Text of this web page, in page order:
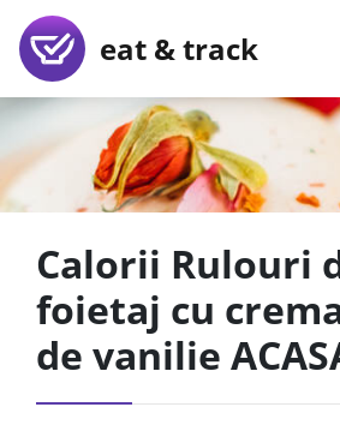
eat & track
Calorii Rulouri
foietaj cu
de vanilie